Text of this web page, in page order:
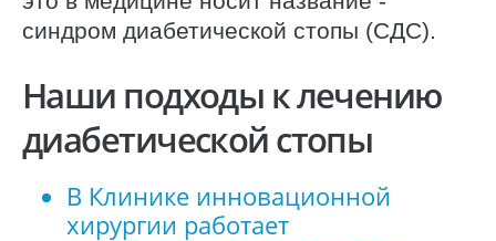
синдром диабетической стопы (СДС).
Наши подходы к лечению
диабетической стопы
В Клинике инновационной
хирургии работает